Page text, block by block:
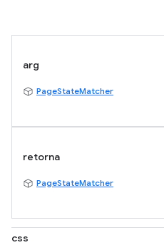
arg
PageStateMatcher
retorna
PageStateMatcher
css